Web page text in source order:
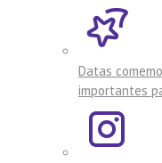
Datas
importantes